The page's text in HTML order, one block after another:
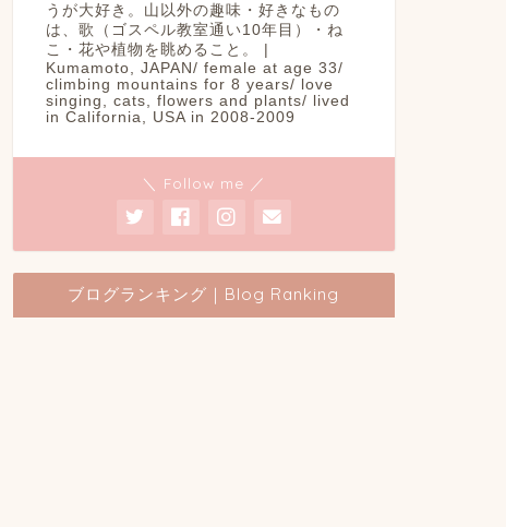
うが大好き。山以外の趣味・好きなもの
は、歌（ゴスペル教室通い10年目）・ね
こ・花や植物を眺めること。 |
Kumamoto, JAPAN/ female at age 33/
climbing mountains for 8 years/ love
singing, cats, flowers and plants/ lived
in California, USA in 2008-2009
＼ Follow me ／
ブログランキング｜Blog Ranking